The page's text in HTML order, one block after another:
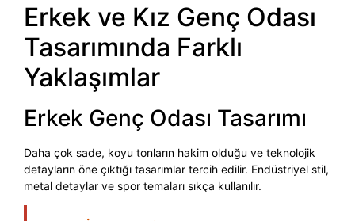
Erkek ve Kız Genç Odası
Tasarımında Farklı
Yaklaşımlar
Erkek Genç Odası Tasarımı
Daha çok sade, koyu tonların hakim olduğu ve teknolojik
detayların öne çıktığı tasarımlar tercih edilir. Endüstriyel stil,
metal detaylar ve spor temaları sıkça kullanılır.